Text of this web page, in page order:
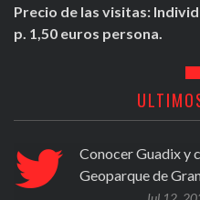
Precio de las visitas:
p. 1,50 euros persona.
nº 83. El
ad6594yfVv